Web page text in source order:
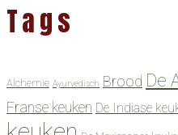
Tags
Alchemie Ayurvedisch Brood De
Franse keuken De Indiase